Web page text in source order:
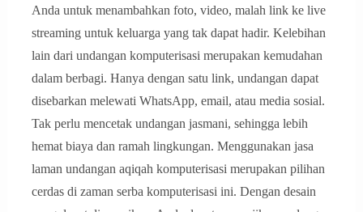
Anda untuk menambahkan foto, video, malah link ke live
streaming untuk keluarga yang tak dapat hadir. Kelebihan
lain dari undangan komputerisasi merupakan kemudahan
dalam berbagi. Hanya dengan satu link, undangan dapat
disebarkan melewati WhatsApp, email, atau media sosial.
Tak perlu mencetak undangan jasmani, sehingga lebih
hemat biaya dan ramah lingkungan. Menggunakan jasa
laman undangan aqiqah komputerisasi merupakan pilihan
cerdas di zaman serba komputerisasi ini. Dengan desain